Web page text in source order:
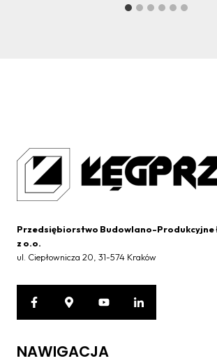
Przedsiębiorstwo Budowlano-Produkcyjne
z o.o.
ul. Ciepłownicza 20, 31-574 Kraków
NAWIGACJA